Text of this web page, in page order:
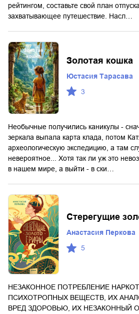
рейтингом, составьте свой план
захватывающее путешествие. Насл…
Золотая кошка
Юстасия Тарасава
3
Необычные получились каникулы -
зеркала выпала карта клада, потом
археологическую экспедицию, а там
невероятное... Хотя так ли уж это
в нашем мире, а выйти - в ски…
Стерегущие
Анастасия Перкова
5
НЕЗАКОННОЕ ПОТРЕБЛЕНИЕ
ПСИХОТРОПНЫХ ВЕЩЕСТВ, ИХ
ВРЕД ЗДОРОВЬЮ, ИХ НЕЗАКОННЫЙ